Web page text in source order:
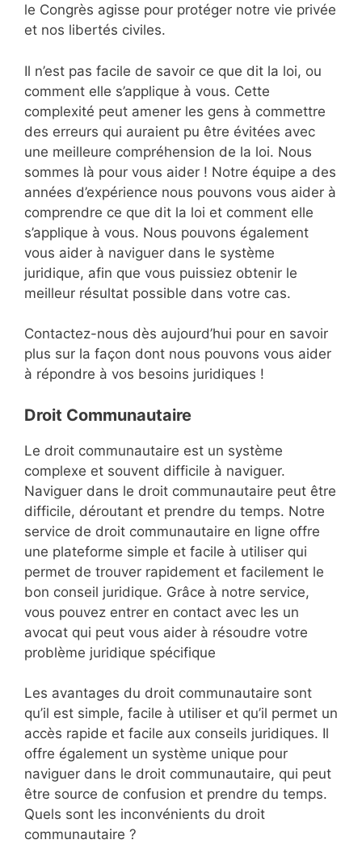
le Congrès agisse pour protéger notre vie privée
et nos libertés civiles.
Il n’est pas facile de savoir ce que dit la loi, ou
comment elle s’applique à vous. Cette
complexité peut amener les gens à commettre
des erreurs qui auraient pu être évitées avec
une meilleure compréhension de la loi. Nous
sommes là pour vous aider ! Notre équipe a des
années d’expérience nous pouvons vous aider à
comprendre ce que dit la loi et comment elle
s’applique à vous. Nous pouvons également
vous aider à naviguer dans le système
juridique, afin que vous puissiez obtenir le
meilleur résultat possible dans votre cas.
Contactez-nous dès aujourd’hui pour en savoir
plus sur la façon dont nous pouvons vous aider
à répondre à vos besoins juridiques !
Droit Communautaire
Le droit communautaire est un système
complexe et souvent difficile à naviguer.
Naviguer dans le droit communautaire peut être
difficile, déroutant et prendre du temps. Notre
service de droit communautaire en ligne offre
une plateforme simple et facile à utiliser qui
permet de trouver rapidement et facilement le
bon conseil juridique. Grâce à notre service,
vous pouvez entrer en contact avec les un
avocat qui peut vous aider à résoudre votre
problème juridique spécifique
Les avantages du droit communautaire sont
qu’il est simple, facile à utiliser et qu’il permet un
accès rapide et facile aux conseils juridiques. Il
offre également un système unique pour
naviguer dans le droit communautaire, qui peut
être source de confusion et prendre du temps.
Quels sont les inconvénients du droit
communautaire ?